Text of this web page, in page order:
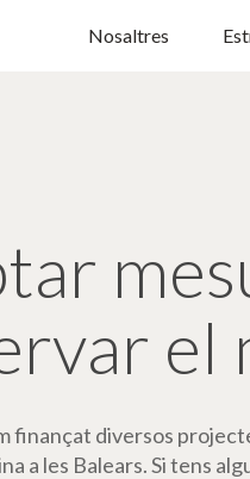
Nosaltres
el
finançat diversos
a les Balears. Si tens